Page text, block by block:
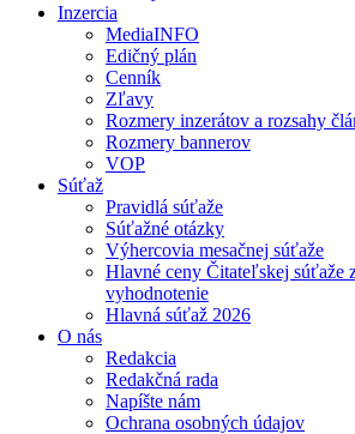
Inzercia
MediaINFO
Edičný plán
Cenník
Zľavy
Rozmery inzerátov a rozsahy
Rozmery bannerov
VOP
Súťaž
Pravidlá súťaže
Súťažné otázky
Výhercovia mesačnej súťaže
Hlavné ceny Čitateľskej súťaže
vyhodnotenie
Hlavná súťaž 2026
O nás
Redakcia
Redakčná rada
Napíšte nám
Ochrana osobných údajov